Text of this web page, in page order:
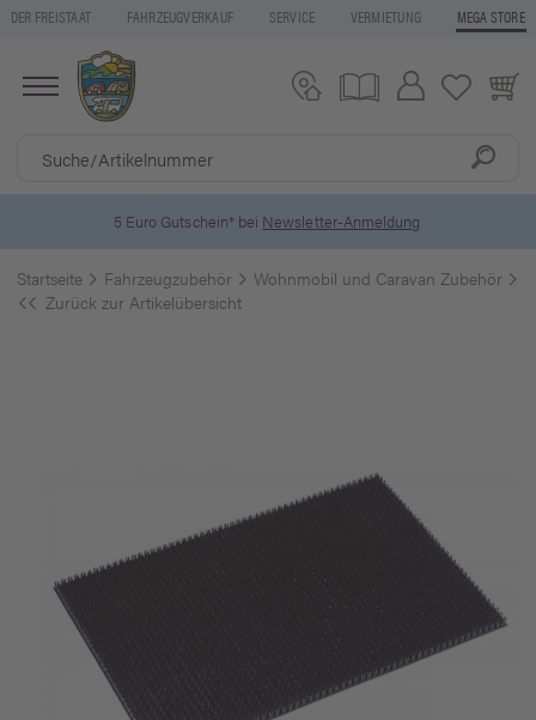
DER FREISTAAT FAHRZEUGVERKAUF SERVICE VERMIETUNG MEGA STORE
5 Euro Gutschein* bei Newsletter-Anmeldung
Startseite Fahrzeugzubehör Wohnmobil und Caravan Zubehör
Zurück zur Artikelübersicht